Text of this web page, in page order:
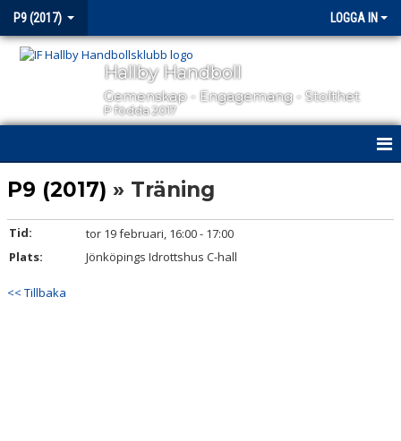
P9 (2017) LOGGA IN
Hallby Handboll
Gemenskap - Engagemang - Stolthet
P födda 2017
HEM
NYHETER
KALENDER
MATCHER
P9 (2017) » Träning
Tid:
tor 19 februari, 16:00 - 17:00
Plats:
Jönköpings Idrottshus C-hall
<< Tillbaka